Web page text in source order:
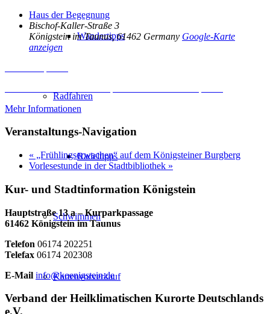
Wandertipps
Radfahren
Radeltipps
Schwimmen
Kartenvorverkauf
Haus der Begegnung
Bischof-Kaller-Straße 3
Königstein im Taunus, 61462 Germany Google-Karte
anzeigen
Mehr Informationen
Veranstaltungs-Navigation
« „Frühlingserwachen“ auf dem Königsteiner Burgberg
Vorlesestunde in der Stadtbibliothek »
Kur- und Stadtinformation Königstein
Hauptstraße 13 a – Kurparkpassage
61462 Königstein im Taunus
Telefon 06174 202251
Telefax 06174 202308
E-Mail info@koenigstein.de
Verband der Heilklimatischen Kurorte Deutschlands
e.V.